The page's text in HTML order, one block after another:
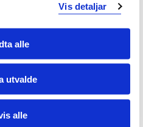
Vis detaljar
alle
utvalde
alle
lærarar og heller ikkje
sikta inn mot
ty til språkopplæring som
seier han.